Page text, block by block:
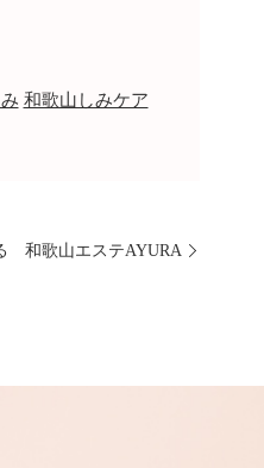
和歌山しみケア
和歌山エステAYURA